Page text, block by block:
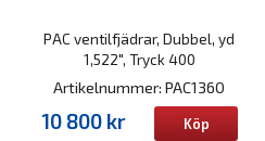
PAC ventilfjädrar, Dubbel, yd
1,522", Tryck 400
Artikelnummer: PAC1360
10 800 kr Köp